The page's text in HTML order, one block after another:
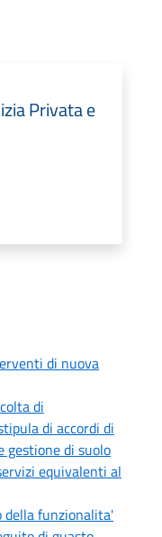
Privata e
di nuova
di
di accordi di
gestione di suolo
equivalenti al
funzionalita'